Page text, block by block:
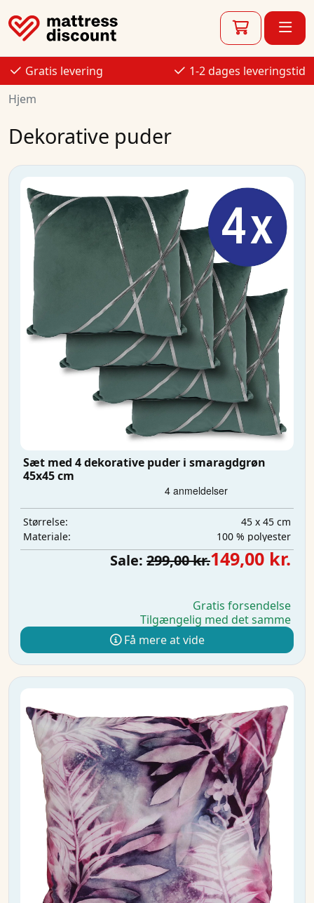
Gratis levering
1-2 dages leveringstid
Hjem
Dekorative puder
Sæt med 4 dekorative puder i smaragdgrøn
45x45 cm
Størrelse:
45 x 45 cm
Materiale:
100 % polyester
Sale: 299,00 kr.149,00 kr.
Gratis forsendelse
Tilgængelig med det samme
Få mere at vide